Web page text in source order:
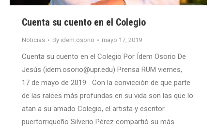
Cuenta su cuento en el Colegio
Noticias By idem.osorio mayo 17, 2019
Cuenta su cuento en el Colegio Por Ídem Osorio De
Jesús (idem.osorio@upr.edu) Prensa RUM viernes,
17 de mayo de 2019 Con la convicción de que parte
de las raíces más profundas en su vida son las que lo
atan a su amado Colegio, el artista y escritor
puertorriqueño Silverio Pérez compartió su más